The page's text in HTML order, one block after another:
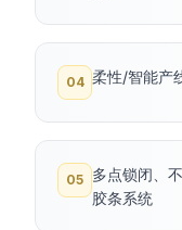
04 柔性/智能产
05 多点锁闭、
胶条系统